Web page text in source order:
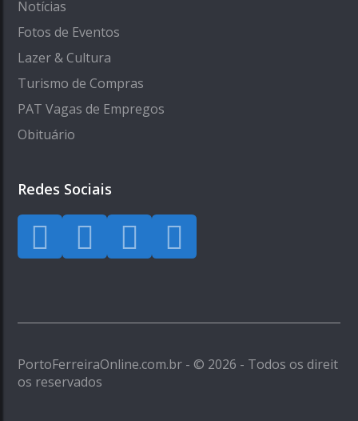
Notícias
Fotos de Eventos
Lazer & Cultura
Turismo de Compras
PAT Vagas de Empregos
Obituário
Redes Sociais
PortoFerreiraOnline.com.br - © 2026 - Todos os direit
os reservados